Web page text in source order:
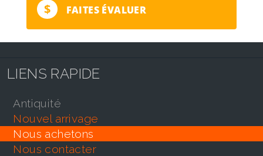
$ FAITES ÉVALUER
LIENS RAPIDE
antiquité
nouvel arrivage
nous achetons
nous contacter